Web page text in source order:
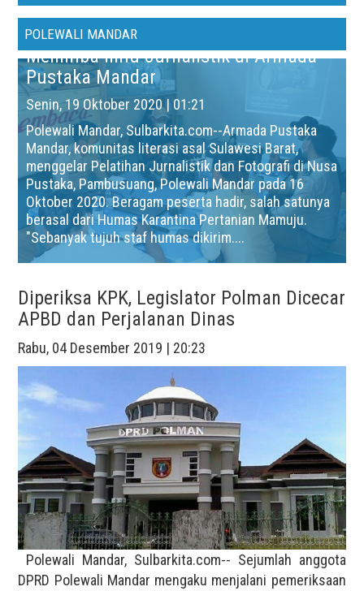
POLEWALI MANDAR
Menimba Ilmu Jurnalistik di Armada
Pustaka Mandar
Senin, 19 Oktober 2020 | 01:21
Polewali Mandar, Sulbarkita.com--Armada Pustaka
Mandar, komunitas literasi asal Sulawesi Barat,
menggelar Pelatihan Jurnalistik dan Fotografi di Nusa
Pustaka, Pambusuang, Polewali Mandar pada 16
Oktober 2020. Beragam peserta hadir, salah satunya
berasal dari Humas Karantina Pertanian Mamuju.
"Sebanyak tujuh staf humas dikirim....
Diperiksa KPK, Legislator Polman Dicecar
APBD dan Perjalanan Dinas
Rabu, 04 Desember 2019 | 20:23
Polewali Mandar, Sulbarkita.com-- Sejumlah anggota
DPRD Polewali Mandar mengaku menjalani pemeriksaan